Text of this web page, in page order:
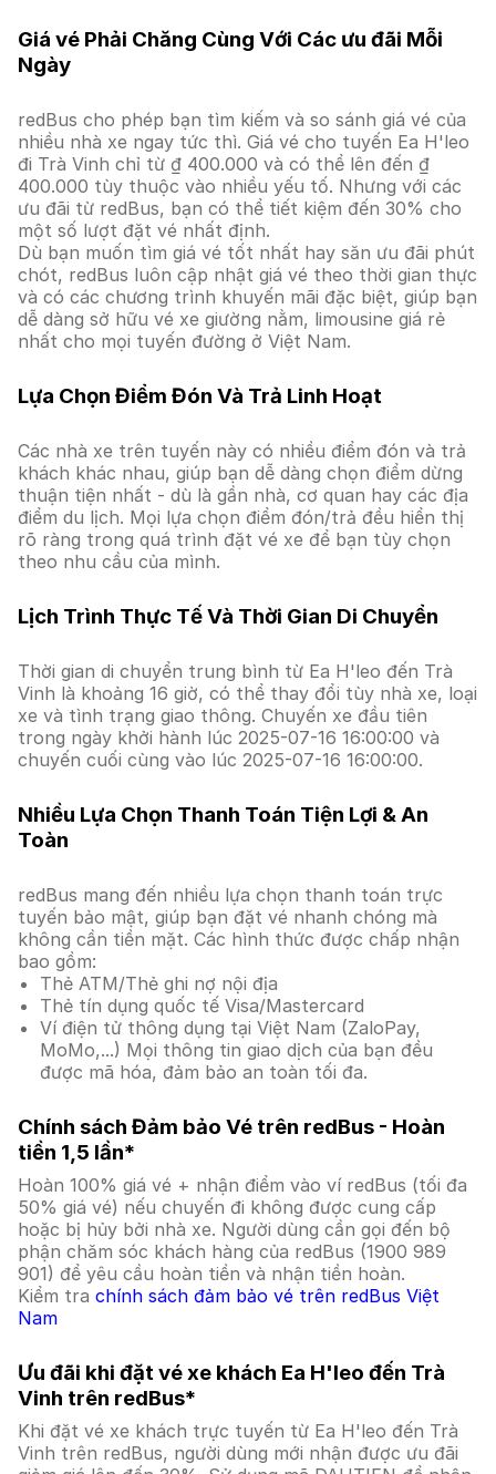
Giá vé Phải Chăng Cùng Với Các ưu đãi Mỗi
Ngày
redBus cho phép bạn tìm kiếm và so sánh giá vé của
nhiều nhà xe ngay tức thì. Giá vé cho tuyến Ea H'leo
đi Trà Vinh chỉ từ ₫ 400.000 và có thể lên đến ₫
400.000 tùy thuộc vào nhiều yếu tố. Nhưng với các
ưu đãi từ redBus, bạn có thể tiết kiệm đến 30% cho
một số lượt đặt vé nhất định.
Dù bạn muốn tìm giá vé tốt nhất hay săn ưu đãi phút
chót, redBus luôn cập nhật giá vé theo thời gian thực
và có các chương trình khuyến mãi đặc biệt, giúp bạn
dễ dàng sở hữu vé xe giường nằm, limousine giá rẻ
nhất cho mọi tuyến đường ở Việt Nam.
Lựa Chọn Điểm Đón Và Trả Linh Hoạt
Các nhà xe trên tuyến này có nhiều điểm đón và trả
khách khác nhau, giúp bạn dễ dàng chọn điểm dừng
thuận tiện nhất - dù là gần nhà, cơ quan hay các địa
điểm du lịch. Mọi lựa chọn điểm đón/trả đều hiển thị
rõ ràng trong quá trình đặt vé xe để bạn tùy chọn
theo nhu cầu của mình.
Lịch Trình Thực Tế Và Thời Gian Di Chuyển
Thời gian di chuyển trung bình từ Ea H'leo đến Trà
Vinh là khoảng 16 giờ, có thể thay đổi tùy nhà xe, loại
xe và tình trạng giao thông. Chuyến xe đầu tiên
trong ngày khởi hành lúc 2025-07-16 16:00:00 và
chuyến cuối cùng vào lúc 2025-07-16 16:00:00.
Nhiều Lựa Chọn Thanh Toán Tiện Lợi & An
Toàn
redBus mang đến nhiều lựa chọn thanh toán trực
tuyến bảo mật, giúp bạn đặt vé nhanh chóng mà
không cần tiền mặt. Các hình thức được chấp nhận
bao gồm:
Thẻ ATM/Thẻ ghi nợ nội địa
Thẻ tín dụng quốc tế Visa/Mastercard
Ví điện tử thông dụng tại Việt Nam (ZaloPay,
MoMo,...) Mọi thông tin giao dịch của bạn đều
được mã hóa, đảm bảo an toàn tối đa.
Chính sách Đảm bảo Vé trên redBus - Hoàn
tiền 1,5 lần*
Hoàn 100% giá vé + nhận điểm vào ví redBus (tối đa
50% giá vé) nếu chuyến đi không được cung cấp
hoặc bị hủy bởi nhà xe. Người dùng cần gọi đến bộ
phận chăm sóc khách hàng của redBus (1900 989
901) để yêu cầu hoàn tiền và nhận tiền hoàn.
Kiểm tra chính sách đảm bảo vé trên redBus Việt
Nam
Ưu đãi khi đặt vé xe khách Ea H'leo đến Trà
Vinh trên redBus*
Khi đặt vé xe khách trực tuyến từ Ea H'leo đến Trà
Vinh trên redBus, người dùng mới nhận được ưu đãi